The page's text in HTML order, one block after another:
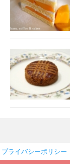
プライバシーポリシー